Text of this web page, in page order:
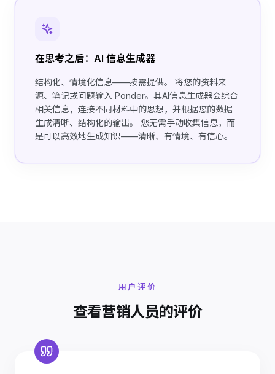
在思考之后：AI 信息生成器
结构化、情境化信息——按需提供。 将您的资料来
源、笔记或问题输入 Ponder。其AI信息生成器会综合
相关信息，连接不同材料中的思想，并根据您的数据
生成清晰、结构化的输出。 您无需手动收集信息，而
是可以高效地生成知识——清晰、有情境、有信心。
用户评价
查看营销人员的评价